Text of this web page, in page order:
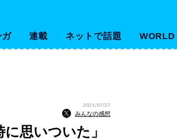
ガ 連載 ネットで話題 WORLD
2021/07/27
みんなの感想
思いついた」